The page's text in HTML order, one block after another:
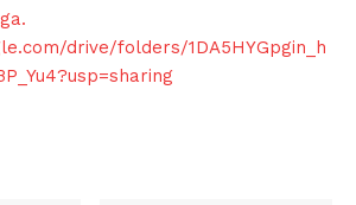
drive/folders/1DA5HYGpgin_h